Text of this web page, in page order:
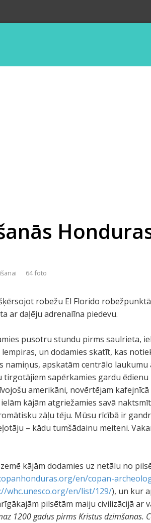
64 foto
robežu El Florido
ar daļēju adrenalīna piedevu.
pusotru stundu pirms saulrieta,
un dodamies skatīt, kas
namiņus, apskatām centrālo
tirgotājiem sapērkamies gardu
amerikāni, novērtējam
kājām atgriežamies savā
zāļu tēju. Mūsu rīcībā ir
– kādu tumšādainu meiteni.
kājām dodamies uz netālu no
en/copan-
whc.unesco.org/en/list/129/), un kur
pilsētām maiju civilizācijā ar
1200 gadus pirms Kristus